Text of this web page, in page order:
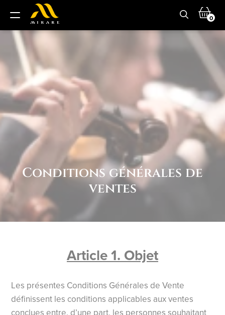
0
Conditions générales de
ventes
Article 1. Objet
Les présentes Conditions Générales de Vente
définissent les conditions applicables aux ventes